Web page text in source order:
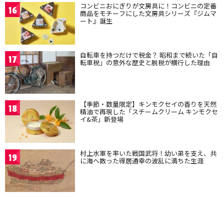
16 コンビニおにぎりが文房具に！コンビニの定番
商品をモチーフにした文房具シリーズ『ジムマ
ート』誕生
17 自転車を持つだけで税金？ 昭和まで続いた「自
転車税」の意外な歴史と脱税が横行した理由
18 【季節・数量限定】キンモクセイの香りを天然
精油で再現した「スチームクリーム キンモクセ
イ&茶」新登場
19 村上水軍を率いた戦国武将！幼い弟を支え、共
に海へ散った得居通幸の波乱に満ちた生涯